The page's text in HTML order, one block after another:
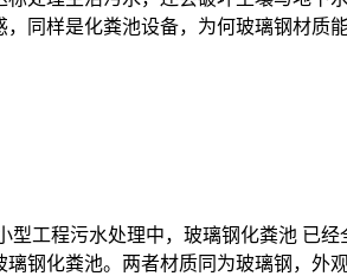
同样是化粪池设备，为何玻璃钢材质
工程污水处理中，玻璃钢化粪池 已
钢化粪池。两者材质同为玻璃钢，外